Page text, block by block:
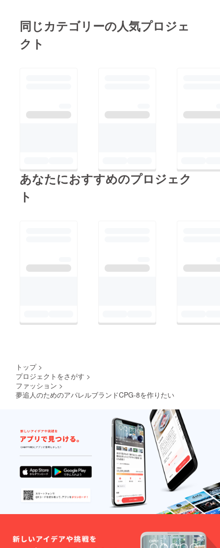
同じカテゴリーの人気プロジェ
クト
あなたにおすすめのプロジェク
ト
トップ >
プロジェクトをさがす >
ファッション >
夢追人のためのアパレルブランドCPG-8を作りたい